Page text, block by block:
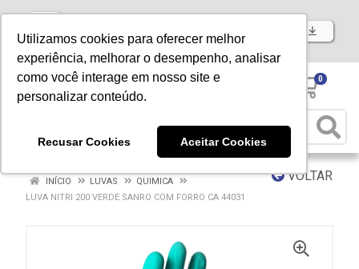
Utilizamos cookies para oferecer melhor
experiência, melhorar o desempenho, analisar
como você interage em nosso site e
personalizar conteúdo.
Recusar Cookies Aceitar Cookies
Baixe já nosso APP
0
VOLTAR
INÍCIO LUVAS
QUIMICA
LUVA NITRI 200 VERDE SANRO COM FORRO CA 44031